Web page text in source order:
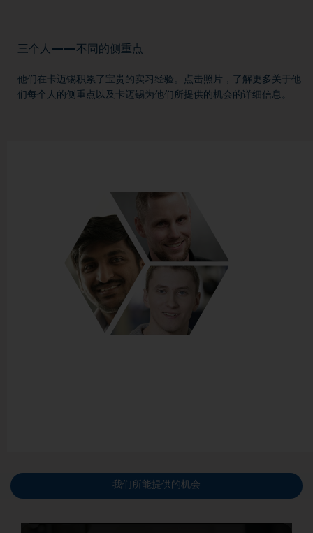
三个人——不同的侧重点
他们在卡迈锡积累了宝贵的实习经验。点击照片，了解更多关于他
们每个人的侧重点以及卡迈锡为他们所提供的机会的详细信息。
我们所能提供的机会